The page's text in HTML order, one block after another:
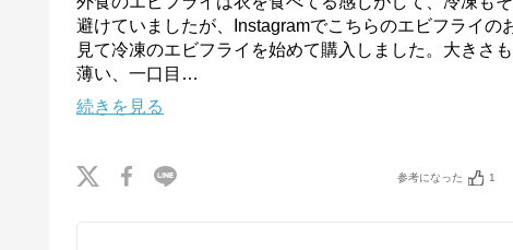
避けていましたが、Instagramでこちらのエビフライの
見て冷凍のエビフライを始めて購入しました。大きさ
薄い、一口目 …
続きを見る
参考になった 1